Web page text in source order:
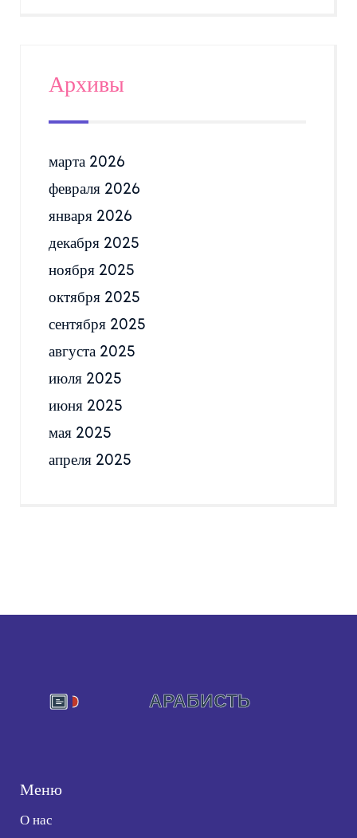
Архивы
марта 2026
февраля 2026
января 2026
декабря 2025
ноября 2025
октября 2025
сентября 2025
августа 2025
июля 2025
июня 2025
мая 2025
апреля 2025
Меню
О нас